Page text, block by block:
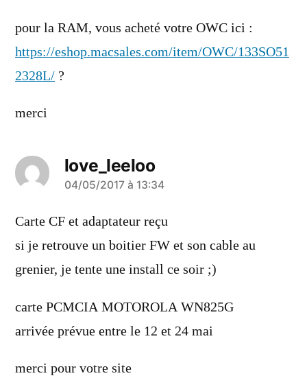
pour la RAM, vous acheté votre OWC ici :
https://eshop.macsales.com/item/OWC/133SO51
2328L/ ?
merci
love_leeloo
a
dit :
04/05/2017 à 13:34
Carte CF et adaptateur reçu
si je retrouve un boitier FW et son cable au
grenier, je tente une install ce soir ;)
carte PCMCIA MOTOROLA WN825G
arrivée prévue entre le 12 et 24 mai
merci pour votre site